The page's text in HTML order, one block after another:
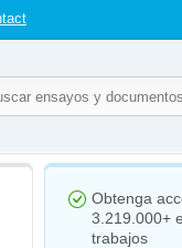
Obtenga
3.219.000+
trabajos